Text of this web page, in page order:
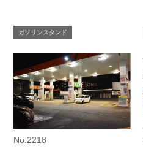
ガソリンスタンド
No.2218